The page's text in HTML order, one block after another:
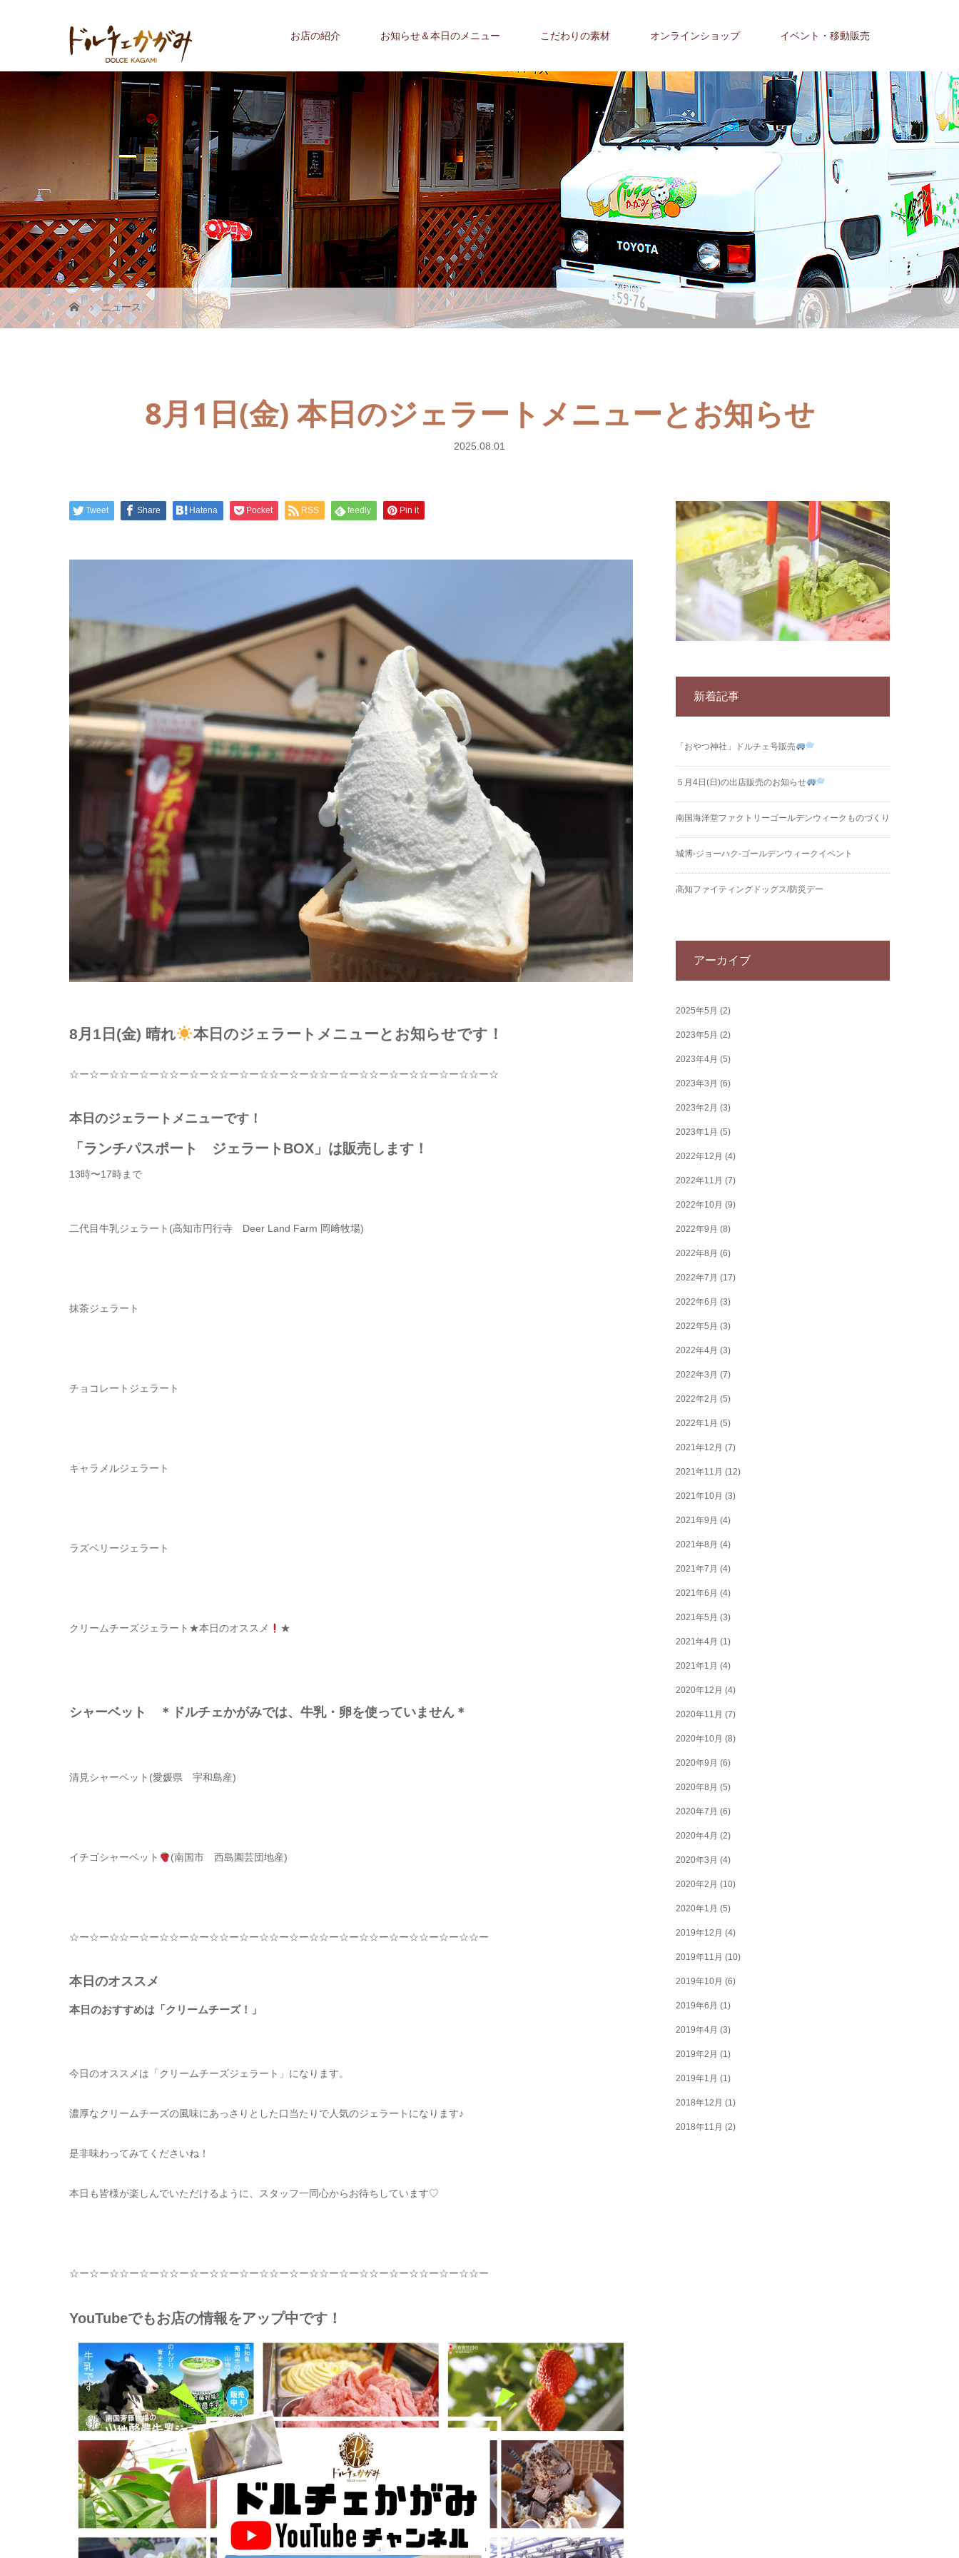
お店の紹介 お知らせ＆本日のメニュー こだわりの素材 オンラインショップ イベント・移動販売
ニュース
8月1日(金) 本日のジェラートメニューとお知らせ
2025.08.01
Tweet Share Hatena Pocket RSS feedly Pin it
8月1日(金) 晴れ 本日のジェラートメニューとお知らせです！
☆ー☆ー☆☆ー☆ー☆☆ー☆ー☆☆ー☆ー☆☆ー☆ー☆☆ー☆ー☆☆ー☆ー☆☆ー☆ー☆☆ー☆
本日のジェラートメニューです！
「ランチパスポート ジェラートBOX」は販売します！
13時〜17時まで
二代目牛乳ジェラート (高知市円行寺 Deer Land Farm 岡﨑牧場)
抹茶ジェラート
チョコレート ジェラート
キャラメルジェラート
ラズベリージェラート
クリームチーズジェラート ★本日のオススメ ★
シャーベット ＊ドルチェかがみでは、牛乳・卵を使っていません＊
清見シャーベット(愛媛県 宇和島産)
イチゴシャーベット (南国市 西島園芸団地産)
☆ー☆ー☆☆ー☆ー☆☆ー☆ー☆☆ー☆ー☆☆ー☆ー☆☆ー☆ー☆☆ー☆ー☆☆ー☆ー☆☆ー
本日のオススメ
本日のおすすめは「クリームチーズ！」
今日のオススメは「クリームチーズジェラート」になります。
濃厚なクリームチーズの風味にあっさりとした口当たりで人気のジェラートになります♪
是非味わってみてくださいね！
本日も皆様が楽しんでいただけるように、スタッフ一同心からお待ちしています♡
☆ー☆ー☆☆ー☆ー☆☆ー☆ー☆☆ー☆ー☆☆ー☆ー☆☆ー☆ー☆☆ー☆ー☆☆ー☆ー☆☆ー
YouTubeでもお店の情報をアップ中です！
新着記事
「おやつ神社」ドルチェ号販売
５月4日(日)の出店販売のお知らせ
南国海洋堂ファクトリーゴールデンウィークものづくり
城博‐ジョーハク‐ゴールデンウィークイベント
高知ファイティングドッグス/防災デー
アーカイブ
2025年5月 (2)
2023年5月 (2)
2023年4月 (5)
2023年3月 (6)
2023年2月 (3)
2023年1月 (5)
2022年12月 (4)
2022年11月 (7)
2022年10月 (9)
2022年9月 (8)
2022年8月 (6)
2022年7月 (17)
2022年6月 (3)
2022年5月 (3)
2022年4月 (3)
2022年3月 (7)
2022年2月 (5)
2022年1月 (5)
2021年12月 (7)
2021年11月 (12)
2021年10月 (3)
2021年9月 (4)
2021年8月 (4)
2021年7月 (4)
2021年6月 (4)
2021年5月 (3)
2021年4月 (1)
2021年1月 (4)
2020年12月 (4)
2020年11月 (7)
2020年10月 (8)
2020年9月 (6)
2020年8月 (5)
2020年7月 (6)
2020年4月 (2)
2020年3月 (4)
2020年2月 (10)
2020年1月 (5)
2019年12月 (4)
2019年11月 (10)
2019年10月 (6)
2019年6月 (1)
2019年4月 (3)
2019年2月 (1)
2019年1月 (1)
2018年12月 (1)
2018年11月 (2)